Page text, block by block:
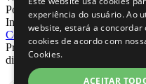
Porto Alegre - RS - CEP:
Inscrição Estadual:
Conosco|
Proibida reprodução total ou
direitos reservados -
experiência do usuário. Ao
website, estará a concordar
cookies de acordo com
Cookies.
ACEITAR